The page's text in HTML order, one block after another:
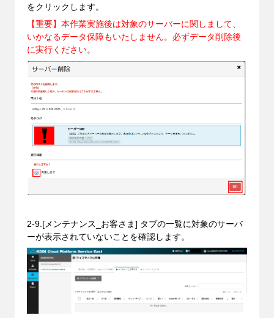
をクリックします。
【重要】本作業実施後は対象のサーバーに関しまして、
いかなるデータ保障もいたしません。必ずデータ削除後
に実行ください。
2-9.[メンテナンス_お客さま] タブの一覧に対象のサーバ
ーが表示されていないことを確認します。